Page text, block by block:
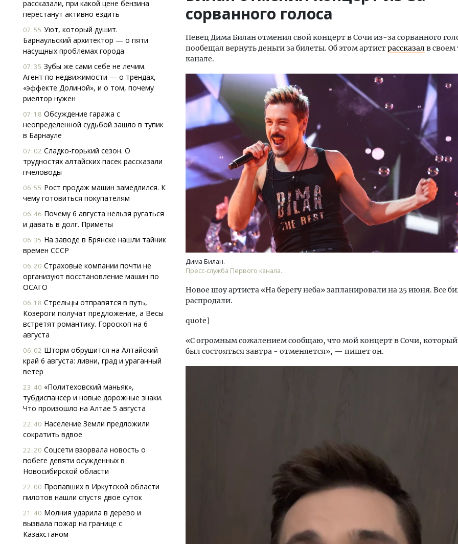
рассказали, при какой цене бензина
перестанут активно ездить
07:55 Уют, который душит.
Барнаульский архитектор — о пяти
насущных проблемах города
07:35 Зубы же сами себе не лечим.
Агент по недвижимости — о трендах,
«эффекте Долиной», и о том, почему
риелтор нужен
07:18 Обсуждение гаража с
неопределенной судьбой зашло в тупик
в Барнауле
07:02 Сладко-горький сезон. О
трудностях алтайских пасек рассказали
пчеловоды
06:55 Рост продаж машин замедлился. К
чему готовиться покупателям
06:46 Почему 6 августа нельзя ругаться
и давать в долг. Приметы
06:35 На заводе в Брянске нашли тайник
времен СССР
06:20 Страховые компании почти не
организуют восстановление машин по
ОСАГО
06:18 Стрельцы отправятся в путь,
Козероги получат предложение, а Весы
встретят романтику. Гороскоп на 6
августа
06:02 Шторм обрушится на Алтайский
край 6 августа: ливни, град и ураганный
ветер
23:40 «Политеховский маньяк»,
тубдиспансер и новые дорожные знаки.
Что произошло на Алтае 5 августа
22:40 Население Земли предложили
сократить вдвое
22:20 Соцсети взорвала новость о
побеге девяти осужденных в
Новосибирской области
22:00 Пропавших в Иркутской области
пилотов нашли спустя двое суток
21:40 Молния ударила в дерево и
вызвала пожар на границе с
Казахстаном
сорванного голоса
Певец Дима Билан отменил свой концерт в Сочи из-за сорванного
пообещал вернуть деньги за билеты. Об этом артистрассказалв своем
канале.
Дима Билан.
Пресс-служба Первого канала.
Новое шоу артиста «На берегу неба» запланировали на 25 июня. Все
распродали.
quote]
«С огромным сожалением сообщаю, что мой концерт в Сочи,
был состояться завтра - отменяется», — пишет он.
Т2 перезапускает
«Выгодно вместе» —
абонентов других